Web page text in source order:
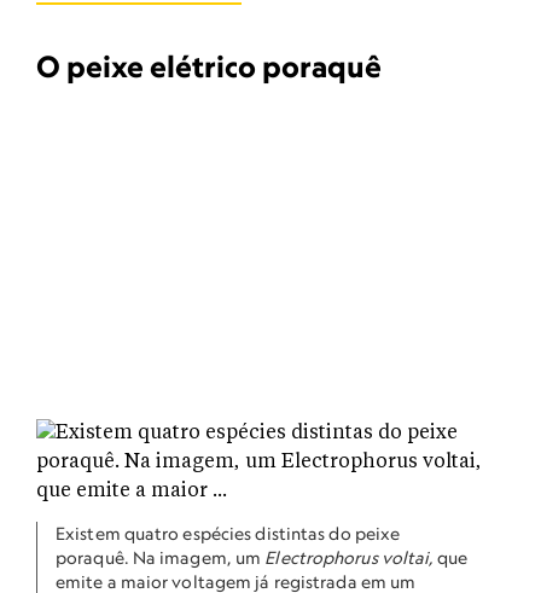
O peixe elétrico poraquê
Existem quatro espécies distintas do peixe
poraquê. Na imagem, um Electrophorus voltai, que
emite a maior voltagem já registrada em um